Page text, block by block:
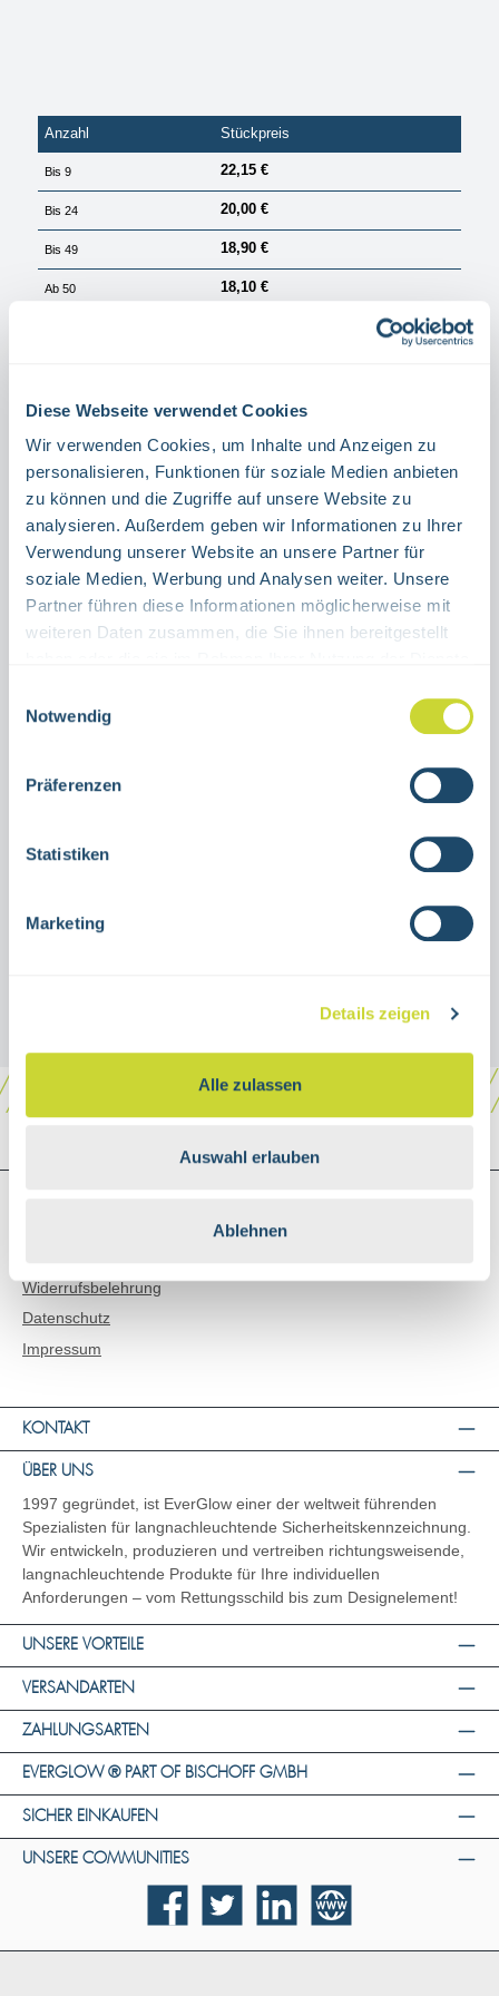
Diese Webseite verwendet Cookies
Wir verwenden Cookies, um Inhalte und Anzeigen zu
personalisieren, Funktionen für soziale Medien anbieten
zu können und die Zugriffe auf unsere Website zu
analysieren. Außerdem geben wir Informationen zu Ihrer
Verwendung unserer Website an unsere Partner für
soziale Medien, Werbung und Analysen weiter. Unsere
Partner führen diese Informationen möglicherweise mit
weiteren Daten zusammen, die Sie ihnen bereitgestellt
Notwendig
Präferenzen
Statistiken
Marketing
Details zeigen
Alle zulassen
Auswahl erlauben
Ablehnen
Anzahl Stückpreis
Bis9 22,15 €
Bis24 20,00 €
Bis49 18,90 €
Ab50 18,10 €
Größeauswählen
40 X 20 CM
30 X 15 CM
Materialauswählen
FOLIE
Stück
IN DEN WARENKORB
Beschreibung
Nutzung in Innenräumenverschiedene
FolieISO 70…
Widerrufsbelehrung
Datenschutz
Impressum
KONTAKT
ÜBER UNS
1997 gegründet, ist EverGlow einer der weltweit führenden
Spezialisten für langnachleuchtende Sicherheitskennzeichnung.
Wir entwickeln, produzieren und vertreiben richtungsweisende,
langnachleuchtende Produkte für Ihre individuellen
Anforderungen – vom Rettungsschild bis zum Designelement!
UNSERE VORTEILE
VERSANDARTEN
ZAHLUNGSARTEN
EVERGLOW ® PART OF BISCHOFF GMBH
SICHER EINKAUFEN
UNSERE COMMUNITIES
FacebookTwitter LinkedIn Website